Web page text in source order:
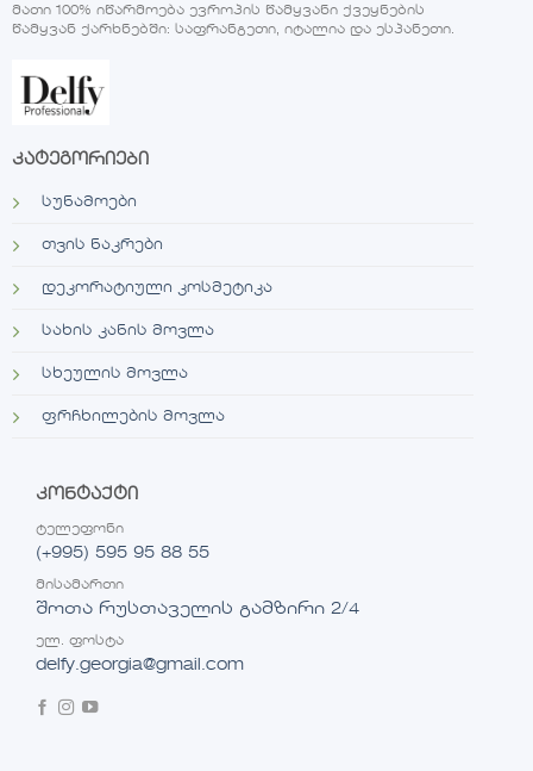
მათი 100% იწარმოება ევროპის წამყვანი ქვეყნების
წამყვან ქარხნებში: საფრანგეთი, იტალია და ესპანეთი.
კატეგორიები
სუნამოები
თვის ნაკრები
დეკორატიული კოსმეტიკა
სახის კანის მოვლა
სხეულის მოვლა
ფრჩხილების მოვლა
კონტაქტი
ტელეფონი
(+995) 595 95 88 55
მისამართი
შოთა რუსთაველის გამზირი 2/4
ელ. ფოსტა
delfy.georgia@gmail.com